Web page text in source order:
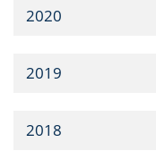
2020
2019
2018